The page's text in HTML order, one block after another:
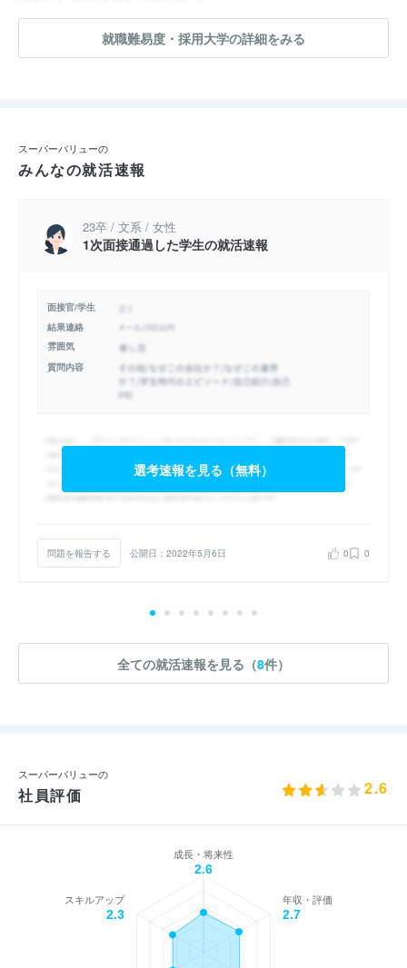
就職難易度・採用大学の詳細をみる
スーパーバリューの
みんなの就活速報
23卒 / 文系 / 女性
1次面接通過した学生の就活速報
面接官/学生
結果連絡
雰囲気
質問内容
選考速報を見る（無料）
問題を報告する 公開日：2022年5月6日 0 0
全ての就活速報を見る（8件）
スーパーバリューの
社員評価 2.6
成長・将来性
2.6
年収・評価
2.7
スキルアップ
2.3